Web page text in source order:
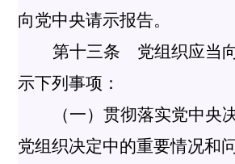
向党中央请示报告。
第十三条 党组织应当
示下列事项：
（一）贯彻落实党中央
党组织决定中的重要情况和